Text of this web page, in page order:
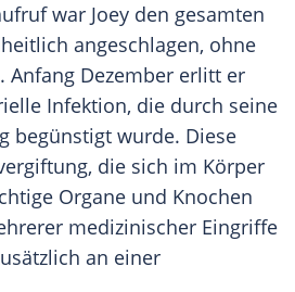
war Joey den gesamten
angeschlagen, ohne
. Anfang Dezember erlitt er
Infektion, die durch seine
begünstigt wurde. Diese
, die sich im Körper
Organe und Knochen
medizinischer Eingriffe
an einer